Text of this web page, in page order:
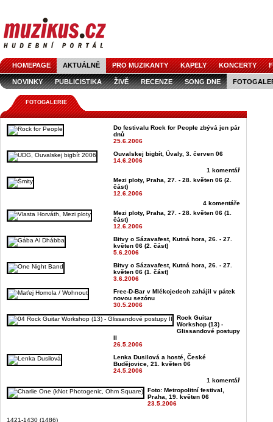
HOMEPAGE AKTUÁLNĚ PRO MUZIKANTY KAPELY KONCERTY
NOVINKY PUBLICISTIKA ŽIVĚ RECENZE SONG DNE
FOTOGALERIE
Do festivalu Rock for People zbývá jen pár
dnů
25.6.2006
Ouvalskej bigbít, Úvaly, 3. červen 06
14.6.2006
1 komentář
Mezi ploty, Praha, 27. - 28. květen 06 (2.
část)
12.6.2006
4 komentáře
Mezi ploty, Praha, 27. - 28. květen 06 (1.
část)
12.6.2006
Bitvy o Sázavafest, Kutná hora, 26. - 27.
květen 06 (2. část)
5.6.2006
Bitvy o Sázavafest, Kutná hora, 26. - 27.
květen 06 (1. část)
3.6.2006
Free-D-Bar v Mlékojedech zahájil v pátek
novou sezónu
30.5.2006
Rock Guitar
Workshop (13) -
Glissandové postupy
II
26.5.2006
Lenka Dusilová a hosté, České
Budějovice, 21. květen 06
24.5.2006
1 komentář
Foto: Metropolitní festival,
Praha, 19. květen 06
23.5.2006
1421-1430 (1486)